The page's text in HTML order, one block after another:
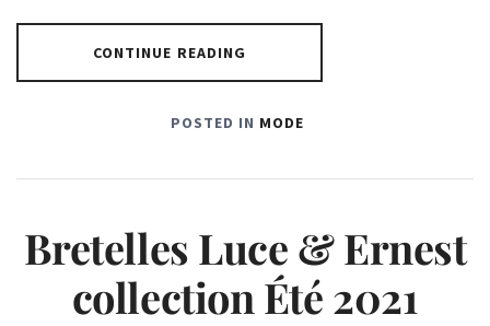
CONTINUE READING
POSTED IN MODE
Bretelles Luce & Ernest
collection Été 2021